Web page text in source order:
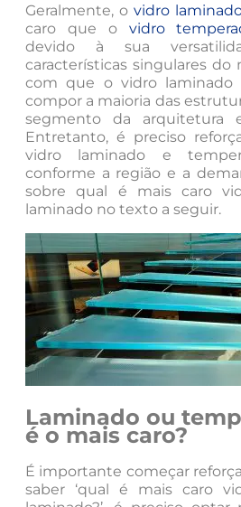
Geralmente, o vidro
caro que o vidro
devido à sua
características singulares do
com que o vidro laminado
compor a maioria das
segmento da arquitetura
Entretanto, é preciso
vidro laminado e
conforme a região e a
sobre qual é mais caro
laminado no texto a seguir.
Laminado ou
é o mais caro?
É importante começar
saber ‘qual é mais caro